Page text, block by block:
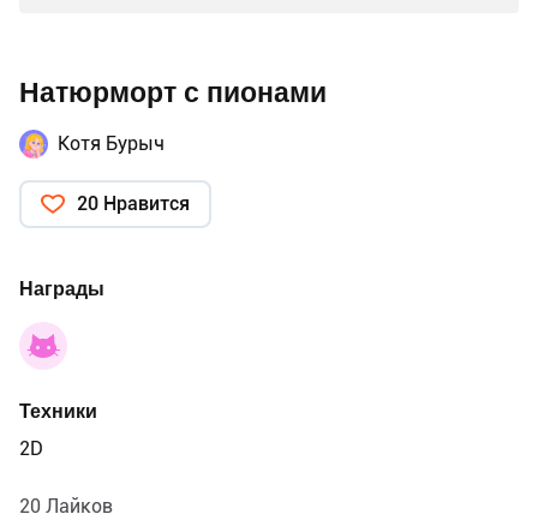
Натюрморт с пионами
Котя Бурыч
20 Нравится
Награды
Техники
2D
20 Лайков